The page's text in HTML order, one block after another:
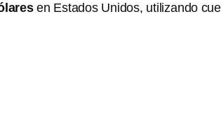
en Estados Unidos, utilizando